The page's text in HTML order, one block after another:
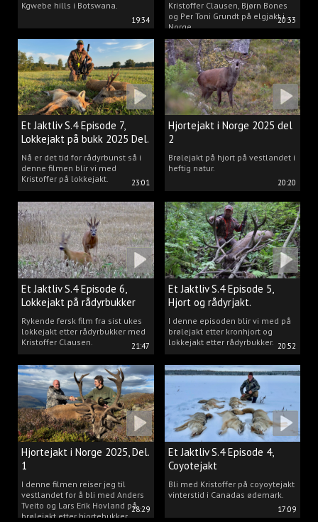
19:34
Kgwebe hills i Botswana.
20:33
Kristoffer Clausen, Bjørn Bones
og Per Toni Grundt på elgjakt i
Norge.
23:01
Et Jaktliv S.4 Episode 7,
Lokkejakt på bukk 2025 Del.
2
Nå er det tid for rådyrbunst så i
denne filmen blir vi med
Kristoffer på lokkejakt.
20:20
Hjortejakt i Norge 2025 del
2
Brølejakt på hjort på vestlandet i
heftig natur.
21:47
Et Jaktliv S.4 Episode 6,
Lokkejakt på rådyrbukker
2025 Del.1
Rykende fersk film fra sist ukes
lokkejakt etter rådyrbukker med
Kristoffer Clausen.
20:52
Et Jaktliv S.4 Episode 5,
Hjort og rådyrjakt.
I denne episoden blir vi med på
brølejakt etter kronhjort og
lokkejakt etter rådyrbukker.
28:29
Hjortejakt i Norge 2025, Del.
1
I denne filmen reiser jeg til
vestlandet for å bli med Anders
Tveito og Lars Erik Hovland på
brølejakt etter hjortebukker.
17:09
Et Jaktliv S.4 Episode 4,
Coyotejakt
Bli med Kristoffer på coyoytejakt
vinterstid i Canadas ødemark.